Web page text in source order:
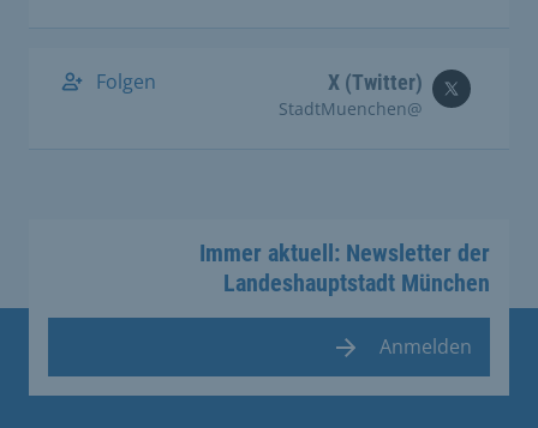
X (Twitter)
@StadtMuenchen
Folgen
Immer aktuell: Newsletter der
Landeshauptstadt München
Anmelden